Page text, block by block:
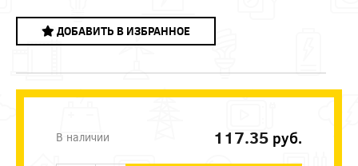
ДОБАВИТЬ В ИЗБРАННОЕ
В наличии 117.35 руб.